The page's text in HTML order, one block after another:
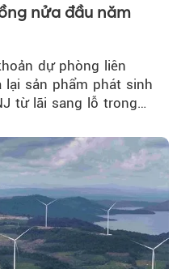
nửa đầu năm
dự phòng liên
sản phẩm phát sinh
từ lãi sang lỗ trong